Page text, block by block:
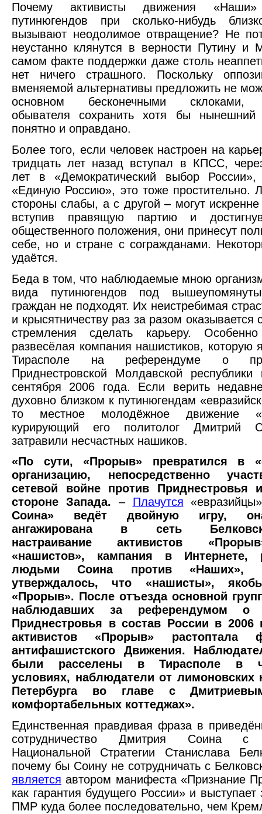
Почему активисты движения
путинюгендов при сколько-нибудь
вызывают неодолимое отвращение? Не
неустанно клянутся в верности Путину и
самом факте поддержки даже столь
нет ничего страшного. Поскольку
вменяемой альтернативы предложить не
основном бесконечными склоками,
обывателя сохранить хотя бы нынешний
понятно и оправдано.
Более того, если человек настроен на
тридцать лет назад вступал в КПСС,
лет в «Демократический выбор
«Единую Россию», это тоже простительно.
стороны слабы, а с другой – могут искренне
вступив правящую партию и
общественного положения, они принесут
себе, но и стране с согражданами.
удаётся.
Беда в том, что наблюдаемые мною
вида путинюгендов под
граждан не подходят. Их неистребимая
и крысятничеству раз за разом оказывается
стремления сделать карьеру. Особенно
развесёлая компания нашистиков, которую
Тирасполе на референдуме о
Приднестровской Молдавской
сентября 2006 года. Если верить
духовно близком к путинюгендам
то местное молодёжное движение
курирующий его политолог Дмитрий
затравили несчастных нашиков.
«По сути, «Прорыв» превратился в
организацию, непосредственно
сетевой войне против Приднестровья
стороне Запада. – Плачутся
Соина» ведёт двойную игру,
ангажирована в сеть
настраивание активистов
«нашистов», кампания в Интернете,
людьми Соина против «Наших»,
утверждалось, что «нашисты»,
«Прорыв». После отъезда основной
наблюдавших за референдумом о
Приднестровья в состав России в 2006
активистов «Прорыв» растоптала
антифашистского Движения.
были расселены в Тирасполе в
условиях, наблюдатели от лимоновских
Петербурга во главе с
комфортабельных коттеджах».
Единственная правдивая фраза в
сотрудничество Дмитрия Соина с
Национальной Стратегии Станислава
почему бы Соину не сотрудничать с
является автором манифеста «Признание
как гарантия будущего России» и выступает
ПМР куда более последовательно, чем